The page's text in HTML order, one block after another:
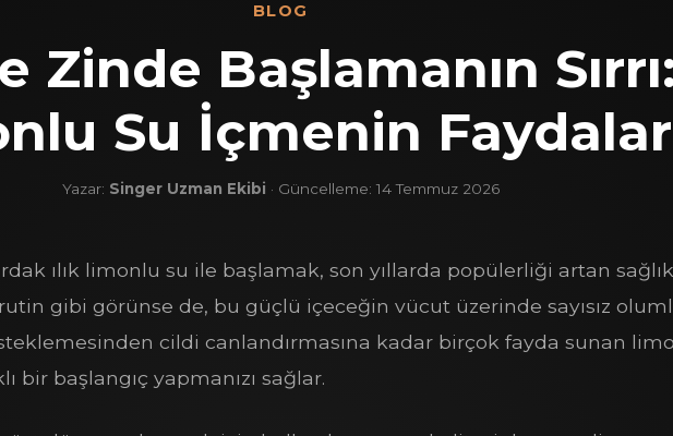
BLOG
Zinde Başlamanın Sırrı:
Su İçmenin
Yazar: Singer Uzman Ekibi · Güncelleme: 14 Temmuz 2026
ılık limonlu su ile başlamak, son yıllarda popülerliği artan
rutin gibi görünse de, bu güçlü içeceğin vücut üzerinde sayısız
cildi canlandırmasına kadar birçok fayda sunan
bir başlangıç yapmanızı sağlar.